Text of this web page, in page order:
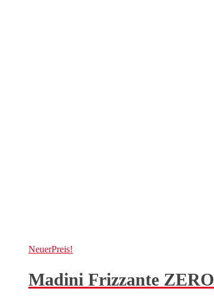
NeuerPreis!
Madini Frizzante ZERO